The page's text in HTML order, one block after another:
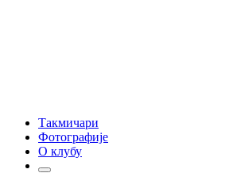
Такмичари
Фотографије
О клубу